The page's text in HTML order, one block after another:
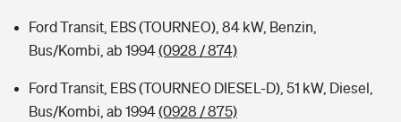
Ford Transit, EBS (TOURNEO), 84 kW, Benzin,
Bus/Kombi, ab 1994(0928 / 874)
Ford Transit, EBS (TOURNEO DIESEL-D), 51 kW, Diesel,
Bus/Kombi, ab 1994(0928 / 875)